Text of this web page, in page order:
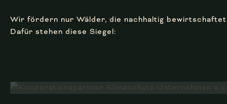
Wir fördern nur Wälder, die nachhaltig
Dafür stehen diese Siegel: